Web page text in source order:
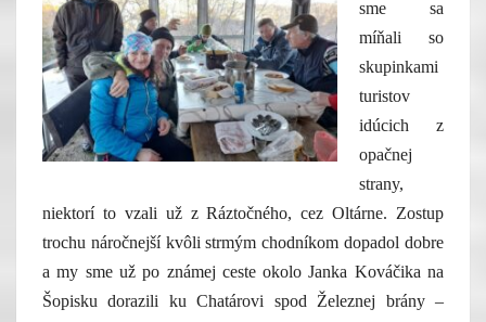
sme sa
míňali so
skupinkami
turistov
idúcich z
opačnej
strany,
niektorí to vzali už z Ráztočného, cez Oltárne. Zostup
trochu náročnejší kvôli strmým chodníkom dopadol dobre
a my sme už po známej ceste okolo Janka Kováčika na
Šopisku dorazili ku Chatárovi spod Železnej brány –